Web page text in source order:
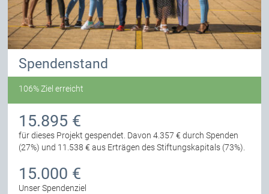
Spendenstand
106% Ziel erreicht
15.895 €
für dieses Projekt gespendet. Davon 4.357 € durch Spenden
(27%) und 11.538 € aus Erträgen des Stiftungskapitals (73%).
15.000 €
Unser Spendenziel